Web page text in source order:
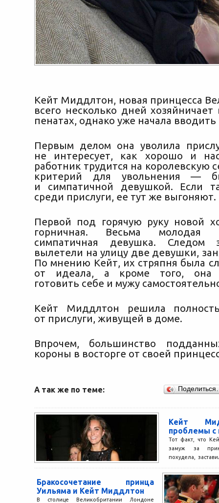
Кейт Миддлтон, новая принцесса
всего несколько дней хозяйничает
пенатах, однако уже начала
Первым делом она уволила
не интересует, как хорошо и
работник трудится на королевскую
критерий для увольнения —
и симпатичной девушкой. Если
среди прислуги, ее тут же выгоняют.
Первой под горячую руку новой
горничная. Весьма молодая
симпатичная девушка. Следом
вылетели на улицу две девушки,
По мнению Кейт, их стряпня была
от идеала, а кроме того, она
готовить себе и мужу
Кейт Миддлтон решила
от прислуги, живущей в доме.
Впрочем, большинство
короны в восторге от своей
А так же по теме:
Кейт
проблемы с
Тот факт, что
замуж за
похудела,
герцогиня
Бракосочетание принца
Уильяма и Кейт Миддлтон
В столице Великобритании Лондоне